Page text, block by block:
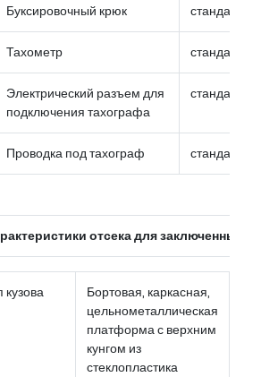
Буксировочный крюк стандарт
Тахометр стандарт
Электрический разъем для
подключения тахографа
стандарт
Проводка под тахограф стандарт
отсека для заключенных.
кузова
Бортовая, каркасная,
цельнометаллическая
платформа с верхним
кунгом из
стеклопластика